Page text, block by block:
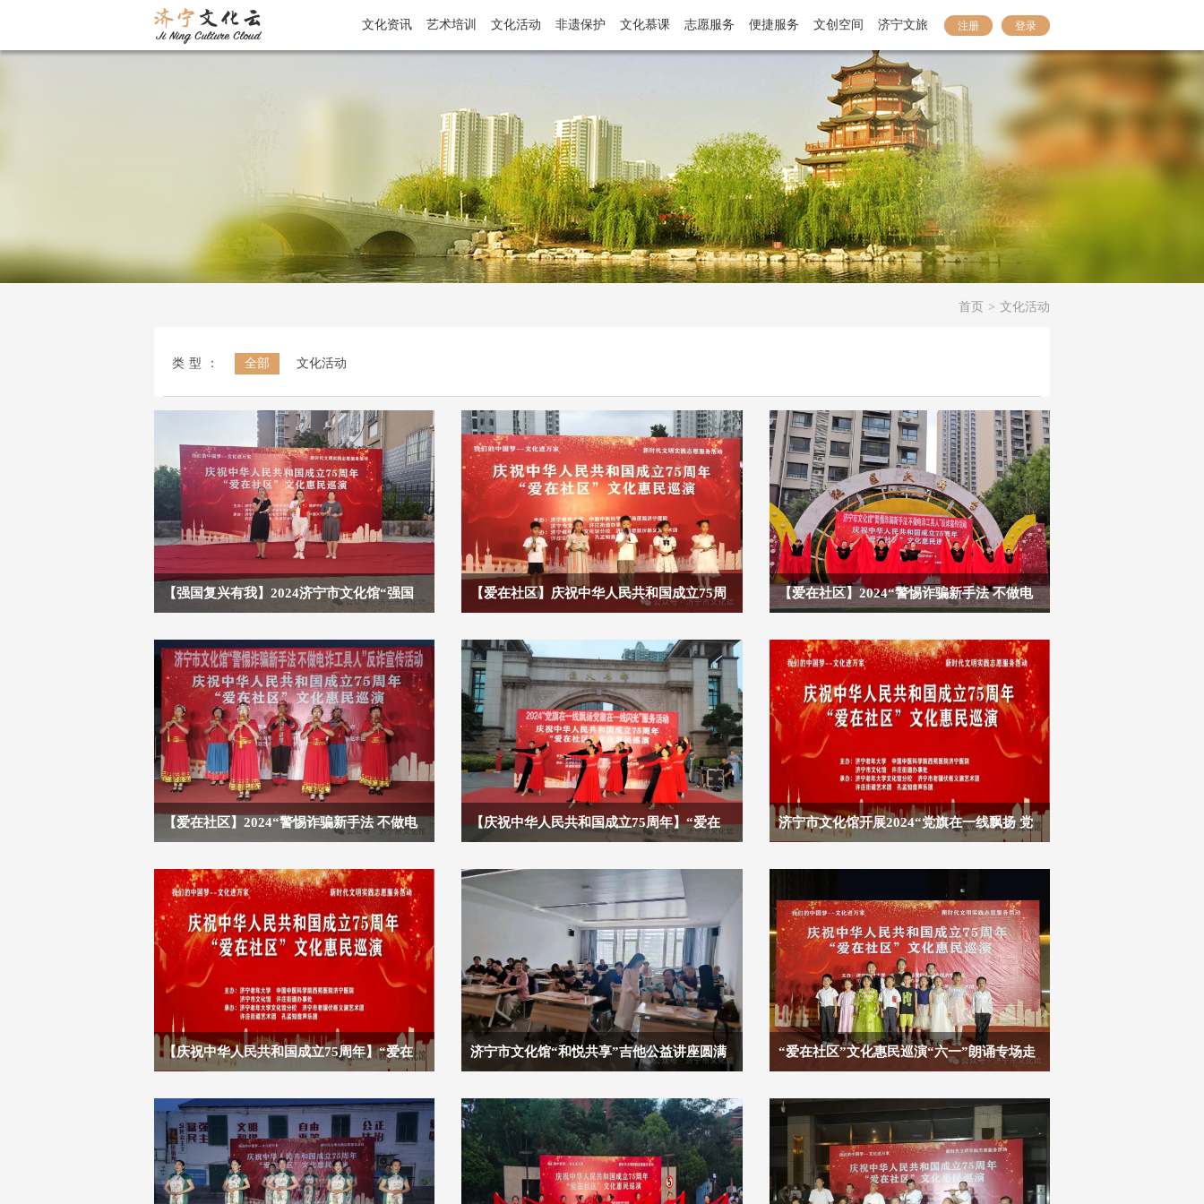
登录
注册
文化资讯 艺术培训 文化活动 非遗保护 文化慕课 志愿服务 便捷服务 文创空间 济宁文旅
首页 > 文化活动
类型： 全部 文化活动
【强国复兴有我】2024济宁市文化馆“强国
场）走进顺河佳园社区
【爱在社区】庆祝中华人民共和国成立75周 【爱在社区】2024“警惕诈骗新手法 不做电
【爱在社区】2024“警惕诈骗新手法 不做电 【庆祝中华人民共和国成立75周年】“爱在 济宁市文化馆开展2024“党旗在一线飘扬 党
【庆祝中华人民共和国成立75周年】“爱在
社区
济宁市文化馆“和悦共享”吉他公益讲座圆满 “爱在社区”文化惠民巡演“六一”朗诵专场走